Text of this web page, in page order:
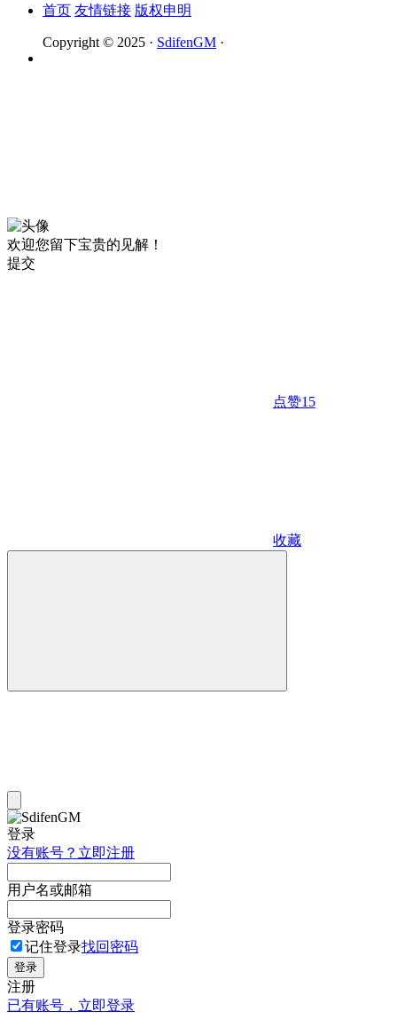
首页 友情链接 版权申明
Copyright © 2025 · SdifenGM ·
欢迎您留下宝贵的见解！
提交
点赞15
收藏
登录
没有账号？立即注册
用户名或邮箱
登录密码
记住登录找回密码
登录
注册
已有账号，立即登录